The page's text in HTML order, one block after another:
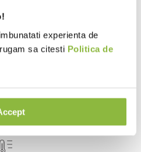
experienta de
sa citesti Politica de
Victoria
in sirop
Victoria
dulce